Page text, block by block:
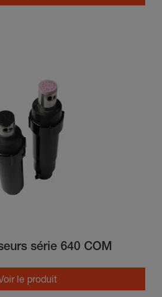
série 640 COM
le produit